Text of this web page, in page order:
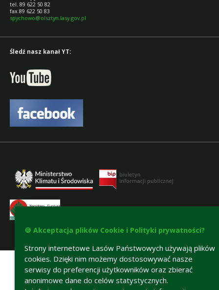
tel. 89 622 50 82
fax 89 622 50 83
spychowo@olsztyn.lasy.gov.pl
Śledź nasz kanał YT:
🍪 Akceptacja plików Cookie i Polityki prywatności?
Strony internetowe Lasów Państwowych używają plików
cookies. Dzięki nim możemy dostosowywać nasze
serwisy do preferencji użytkowników oraz zbierać
anonimowe dane do celów statystycznych.